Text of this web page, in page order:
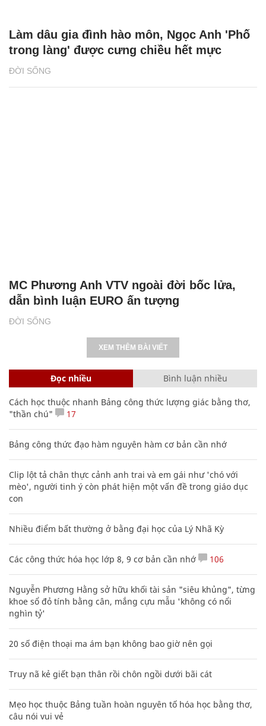
ĐỜI SỐNG
Làm dâu gia đình hào môn, Ngọc Anh 'Phố
trong làng' được cưng chiều hết mực
ĐỜI SỐNG
MC Phương Anh VTV ngoài đời bốc lửa,
dẫn bình luận EURO ấn tượng
XEM THÊM BÀI VIẾT
Đọc nhiều Bình luận nhiều
Cách học thuộc nhanh Bảng công thức lượng giác bằng thơ,
"thần chú"
17
Bảng công thức đạo hàm nguyên hàm cơ bản cần nhớ
Clip lột tả chân thực cảnh anh trai và em gái như 'chó với
mèo', người tinh ý còn phát hiện một vấn đề trong giáo dục
con
Nhiều điểm bất thường ở bằng đại học của Lý Nhã Kỳ
Các công thức hóa học lớp 8, 9 cơ bản cần nhớ 106
Nguyễn Phương Hằng sở hữu khối tài sản "siêu khủng", từng
khoe sổ đỏ tính bằng cân, mắng cựu mẫu 'không có nổi
nghìn tỷ'
20 số điện thoại ma ám bạn không bao giờ nên gọi
Truy nã kẻ giết bạn thân rồi chôn ngồi dưới bãi cát
Mẹo học thuộc Bảng tuần hoàn nguyên tố hóa học bằng thơ,
câu nói vui vẻ